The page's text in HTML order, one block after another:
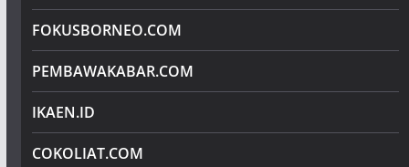
FOKUSBORNEO.COM
PEMBAWAKABAR.COM
IKAEN.ID
COKOLIAT.COM